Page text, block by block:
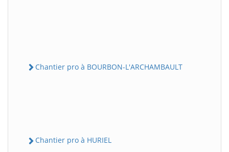
Chantier pro à BOURBON-L'ARCHAMBAULT
Chantier pro à HURIEL